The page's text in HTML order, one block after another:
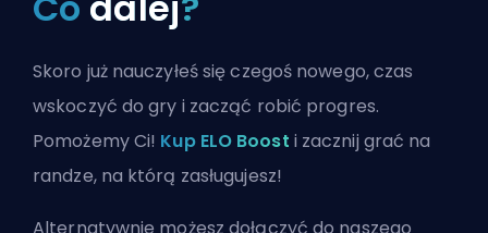
Skoro już nauczyłeś się czegoś nowego, czas
wskoczyć do gry i zacząć robić progres.
Pomożemy Ci! Kup ELO Boost i zacznij grać na
randze, na którą zasługujesz!
Alternatywnie możeszdołączyć do naszego